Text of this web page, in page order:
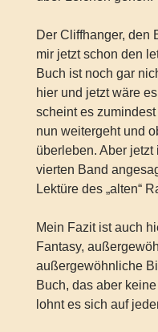
Der Cliffhanger, den
mir jetzt schon den
Buch ist noch gar
hier und jetzt wäre
scheint es
nun weitergeht und
überleben. Aber jetzt
vierten Band
Lektüre des „alten“
Mein Fazit ist auch
Fantasy,
außergewöhnliche
Buch, das aber
lohnt es sich auf